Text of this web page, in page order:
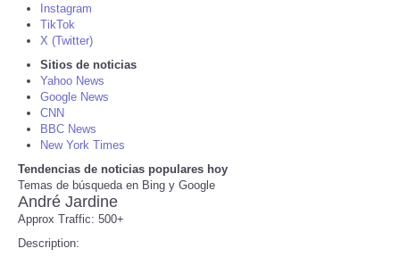
CONTACT
SEARCH
SHOPPING
Daily Deals
RobinsPost Store
Refund Policy
Instagram
TikTok
X (Twitter)
Sitios de noticias
Yahoo News
Google News
CNN
BBC News
New York Times
Tendencias de noticias populares hoy
Temas de búsqueda en Bing y Google
André Jardine
Approx Traffic: 500+
Description: